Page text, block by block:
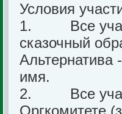
Условия
1. Все
сказочный
Альтернатива
имя.
2. Все
Оргкомитете